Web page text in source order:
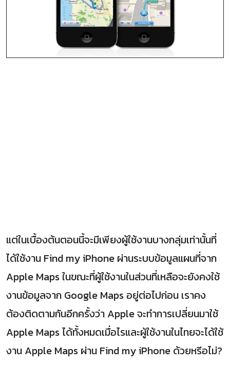
แต่ในเบื้องต้นตอนนี้จะมีเพียงผู้ใช้งานบางกลุ่มเท่านั้นที่
ได้ใช้งาน Find my iPhone ผ่านระบบข้อมูลแผนที่จาก
Apple Maps ในขณะที่ผู้ใช้งานในส่วนที่เหลือจะยังคงใช้
งานข้อมูลจาก Google Maps อยู่ต่อไปก่อน เราคง
ต้องติดตามกันอีกครั้งว่า Apple จะทำการเปลี่ยนมาใช้
Apple Maps ได้ทั้งหมดเมื่อไรและผู้ใช้งานในไทยจะได้ใช้
งาน Apple Maps ผ่าน Find my iPhone ด้วยหรีอไม่?